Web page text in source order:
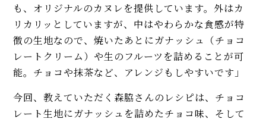
も、オリジナルのカヌレを提供しています。外はカ
リカリッとしていますが、中はやわらかな食感が特
徴の生地なので、焼いたあとにガナッシュ（チョコ
レートクリーム）や生のフルーツを詰めることが可
能。チョコや抹茶など、アレンジもしやすいです」
今回、教えていただく森脇さんのレシピは、チョコ
レート生地にガナッシュを詰めたチョコ味、そして